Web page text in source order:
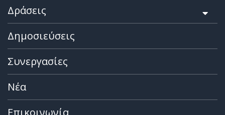
Δράσεις
Δημοσιεύσεις
Συνεργασίες
Νέα